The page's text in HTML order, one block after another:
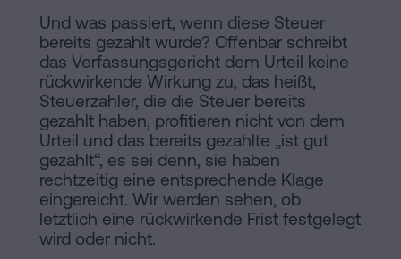
Und was passiert, wenn diese Steuer
bereits gezahlt wurde? Offenbar schreibt
das Verfassungsgericht dem Urteil keine
rückwirkende Wirkung zu, das heißt,
Steuerzahler, die die Steuer bereits
gezahlt haben, profitieren nicht von dem
Urteil und das bereits gezahlte „ist gut
gezahlt“, es sei denn, sie haben
rechtzeitig eine entsprechende Klage
eingereicht. Wir werden sehen, ob
letztlich eine rückwirkende Frist festgelegt
wird oder nicht.